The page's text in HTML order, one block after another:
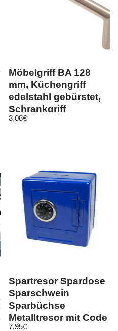
Möbelgriff BA 128
mm, Küchengriff
edelstahl gebürstet,
Schrankgriff
3,08€
Spartresor Spardose
Sparschwein
Sparbüchse
Metalltresor mit Code
7,95€